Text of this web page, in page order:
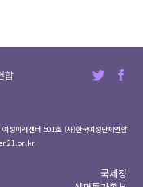
합
성미래센터 501호 (사)한국여성단체연합
국세청